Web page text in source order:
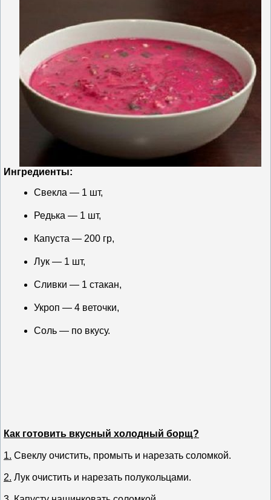
Ингредиенты:
Свекла — 1 шт,
Редька — 1 шт,
Капуста — 200 гр,
Лук — 1 шт,
Сливки — 1 стакан,
Укроп — 4 веточки,
Соль — по вкусу.
Как готовить вкусный холодный борщ?
1. Свеклу очистить, промыть и нарезать соломкой.
2. Лук очистить и нарезать полукольцами.